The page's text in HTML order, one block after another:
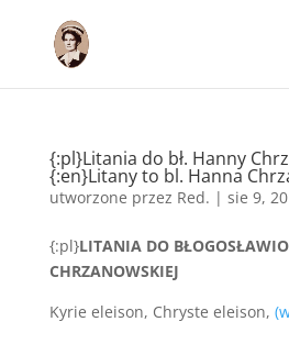
{:pl}Litania do bł. Hanny
{:en}Litany to bl. Hanna
utworzone przez Red. | sie 9,
{:pl}LITANIA DO
CHRZANOWSKIEJ
Kyrie eleison, Chryste eleison,